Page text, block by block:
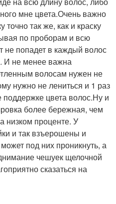
мне цвета.Очень важно
так же, как и краску
по проборам и всю
не попадет в каждый волос
И не менее важна
волосам нужен не
нужно не лениться и 1 раз
цвета волос.Ну и
более бережная, чем
низком проценте. У
и так взъерошены и
под них проникнуть, а
чешуек щелочной
сказаться на